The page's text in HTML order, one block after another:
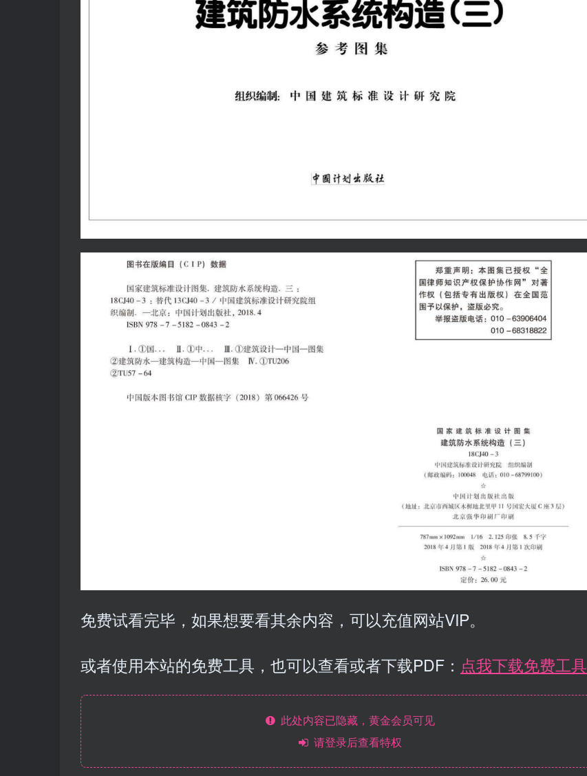
免费试看完毕，如果想要看其余内容，可以充值网站VIP。
或者使用本站的免费工具，也可以查看或者下载PDF： 点我下载免费工具
此处内容已隐藏，黄金会员可见
请登录后查看特权